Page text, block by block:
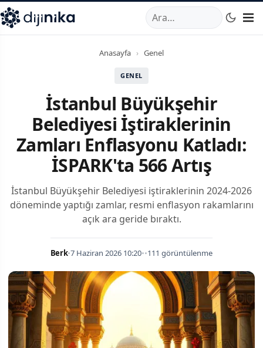
,Marmara Mahallesi,Beylikdüzü34520TRTelefon:0850
Anasayfa › Genel
GENEL
İstanbul Büyükşehir
Belediyesi İştiraklerinin
Zamları Enflasyonu Katladı:
İSPARK'ta 566 Artış
İstanbul Büyükşehir Belediyesi iştiraklerinin 2024-2026
döneminde yaptığı zamlar, resmi enflasyon rakamlarını
açık ara geride bıraktı.
Berk•7 Haziran 2026 10:20••111 görüntülenme